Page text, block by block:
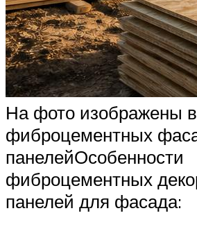
На фото изображены
фиброцементных
панелейОсобенности
фиброцементных
панелей для фасада: